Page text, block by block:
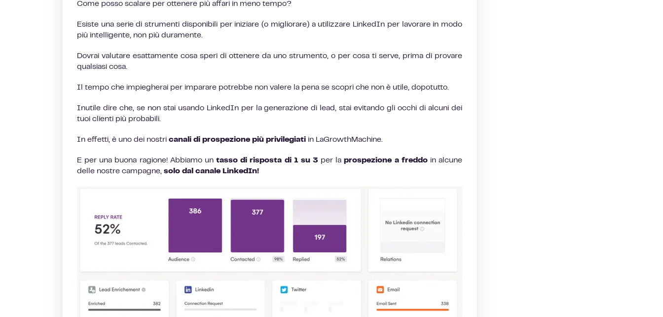
Come posso scalare per ottenere più affari in meno tempo?
Esiste una serie di strumenti disponibili per iniziare (o migliorare) a utilizzare LinkedIn per lavorare in modo
più intelligente, non più duramente.
Dovrai valutare esattamente cosa speri di ottenere da uno strumento, o per cosa ti serve, prima di provare
qualsiasi cosa.
Il tempo che impiegherai per imparare potrebbe non valere la pena se scopri che non è utile, dopotutto.
Inutile dire che, se non stai usando LinkedIn per la generazione di lead, stai evitando gli occhi di alcuni dei
tuoi clienti più probabili.
In effetti, è uno dei nostri canali di prospezione più privilegiati in LaGrowthMachine.
E per una buona ragione! Abbiamo untasso di risposta di 1 su 3 per laprospezione a freddoin alcune
delle nostre campagne, solo dal canale LinkedIn!